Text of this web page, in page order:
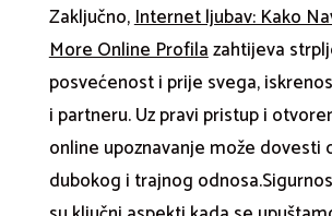
Zaključno,Internet ljubav: Kako
More Online Profilazahtijeva
posvećenost i prije svega,
i partneru. Uz pravi pristup i
online upoznavanje može dovesti
dubokog i trajnog